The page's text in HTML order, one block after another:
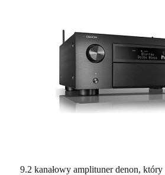
9.2 kanałowy amplituner denon,